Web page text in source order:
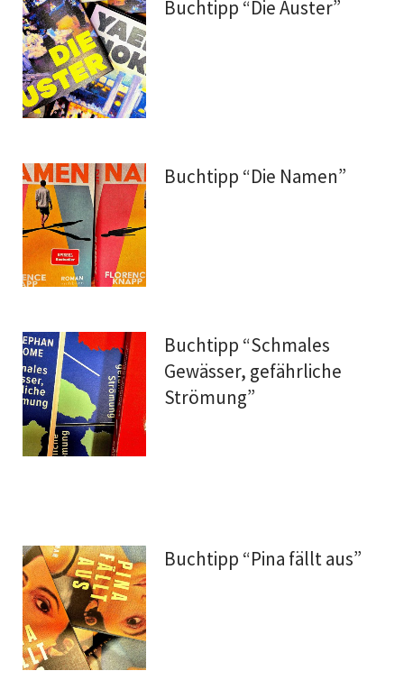
Buchtipp “Die Auster”
Buchtipp “Die Namen”
Buchtipp “Schmales
Gewässer, gefährliche
Strömung”
Buchtipp “Pina fällt aus”